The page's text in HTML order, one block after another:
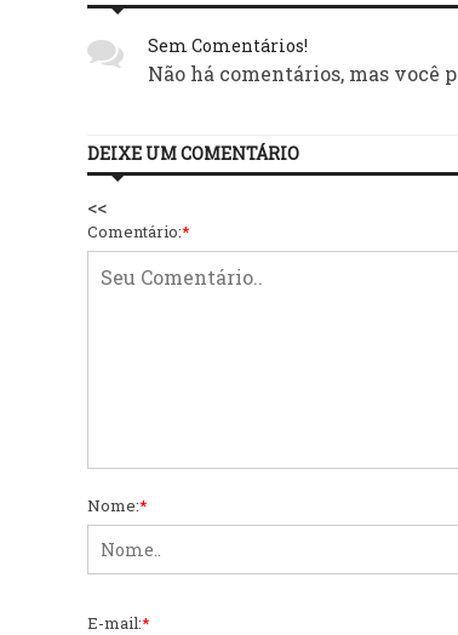
Sem Comentários!
Não há comentários, mas você
DEIXE UM COMENTÁRIO
<<
Comentário:*
Nome:*
E-mail:*